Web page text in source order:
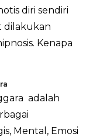
diri sendiri
dilakukan
Kenapa
adalah
Mental, Emosi